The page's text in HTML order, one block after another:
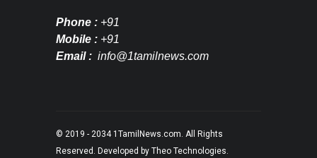
Phone : +91
Mobile : +91
Email : info@1tamilnews.com
© 2019 - 2034 1TamilNews.com. All Rights
Reserved. Developed by Theo Technologies.